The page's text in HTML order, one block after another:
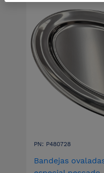
PN: P480728
Bandejas